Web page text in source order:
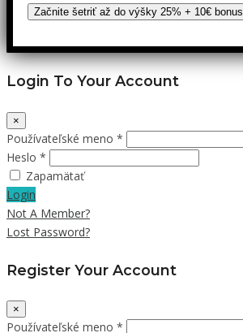
Začnite šetriť až do výšky 25% + 10€ bonus
Login To Your Account
×
Používateľské meno *
Heslo *
Zapamätať
Login
Not A Member?
Lost Password?
Register Your Account
×
Používateľské meno *